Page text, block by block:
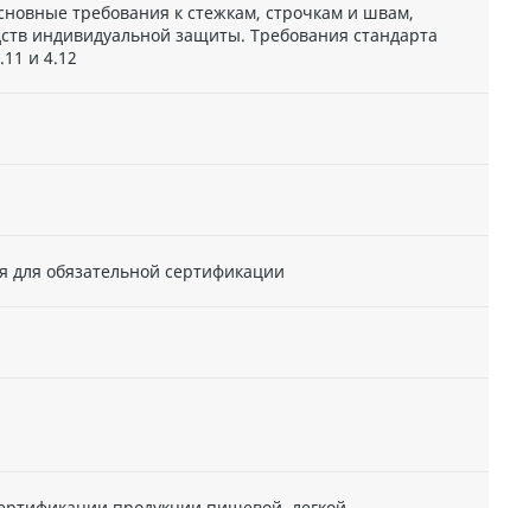
требования к стежкам, строчкам и швам,
индивидуальной защиты. Требования стандарта
и 4.12
для обязательной сертификации